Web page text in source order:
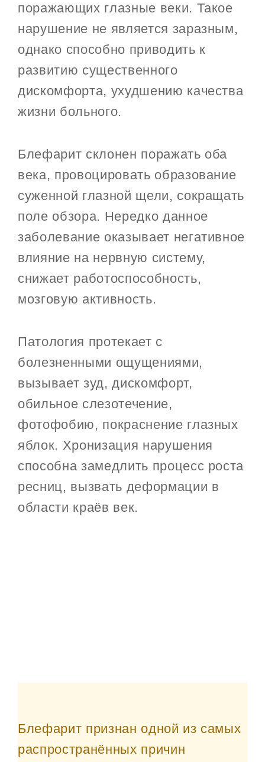
поражающих глазные веки. Такое
нарушение не является заразным,
однако способно приводить к
развитию существенного
дискомфорта, ухудшению качества
жизни больного.
Блефарит склонен поражать оба
века, провоцировать образование
суженной глазной щели, сокращать
поле обзора. Нередко данное
заболевание оказывает негативное
влияние на нервную систему,
снижает работоспособность,
мозговую активность.
Патология протекает с
болезненными ощущениями,
вызывает зуд, дискомфорт,
обильное слезотечение,
фотофобию, покраснение глазных
яблок. Хронизация нарушения
способна замедлить процесс роста
ресниц, вызвать деформации в
области краёв век.
Блефарит признан одной из самых
распространённых причин